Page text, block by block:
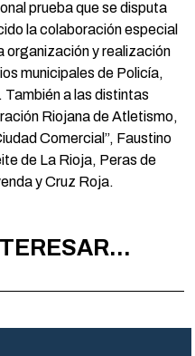
prueba que se disputa
la colaboración especial
organización y realización
municipales de Policía,
a las distintas
Riojana de Atletismo,
Comercial”, Faustino
de La Rioja, Peras de
y Cruz Roja.